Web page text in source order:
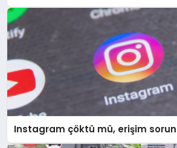
Instagram çöktü mü, erişim